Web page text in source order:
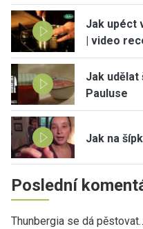
Jak upéct
| video
Jak udělat
Pauluse
Jak na
Poslední
Thunbergia se dá